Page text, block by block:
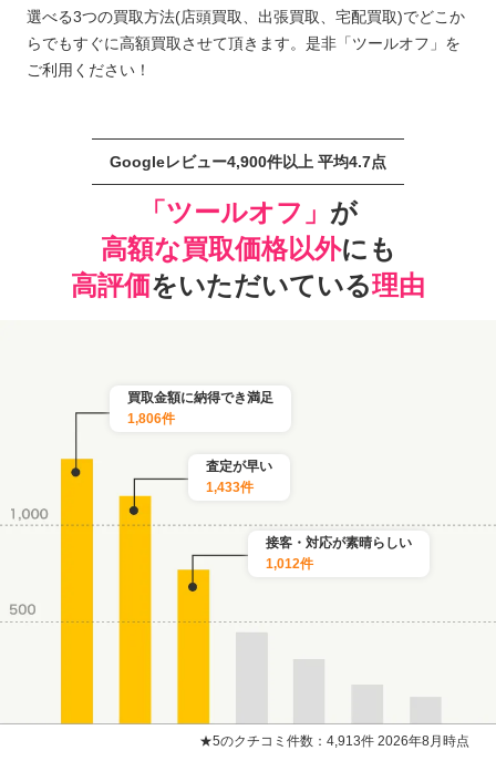
選べる3つの買取方法(店頭買取、出張買取、宅配買取)でどこか
らでもすぐに高額買取させて頂きます。是非「ツールオフ」を
ご利用ください！
Googleレビュー4,900件以上 平均4.7点
「ツールオフ」 が
高額な買取価格以外にも
高評価をいただいている理由
買取金額に納得でき満足
1,806件
査定が早い
1,433件
接客・対応が素晴らしい
1,012件
★5のクチコミ件数：4,913件 2026年8月時点